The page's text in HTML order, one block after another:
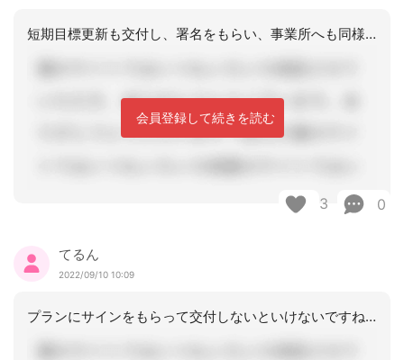
短期目標更新も交付し、署名をもらい、事業所へも同様に交付しています
会員登録して続きを読む
3 0
てるん
2022/09/10 10:09
プランにサインをもらって交付しないといけないですね。他事業所にも交付しないといけ